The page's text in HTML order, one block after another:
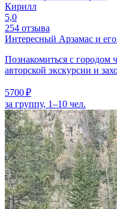
Кирилл
5,0
254 отзыва
Интересный Арзамас и
Познакомиться с городом
авторской экскурсии и
5700 ₽
за группу, 1–10 чел.